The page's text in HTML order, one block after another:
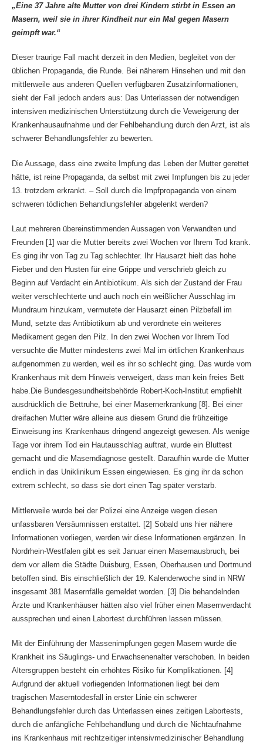
„Eine 37 Jahre alte Mutter von drei Kindern stirbt in Essen an
Masern, weil sie in ihrer Kindheit nur ein Mal gegen Masern
geimpft war.“
Dieser traurige Fall macht derzeit in den Medien, begleitet von der
üblichen Propaganda, die Runde. Bei näherem Hinsehen und mit den
mittlerweile aus anderen Quellen verfügbaren Zusatzinformationen,
sieht der Fall jedoch anders aus: Das Unterlassen der notwendigen
intensiven medizinischen Unterstützung durch die Veweigerung der
Krankenhausaufnahme und der Fehlbehandlung durch den Arzt, ist als
schwerer Behandlungsfehler zu bewerten.
Die Aussage, dass eine zweite Impfung das Leben der Mutter gerettet
hätte, ist reine Propaganda, da selbst mit zwei Impfungen bis zu jeder
13. trotzdem erkrankt. – Soll durch die Impfpropaganda von einem
schweren tödlichen Behandlungsfehler abgelenkt werden?
Laut mehreren übereinstimmenden Aussagen von Verwandten und
Freunden [1] war die Mutter bereits zwei Wochen vor Ihrem Tod krank.
Es ging ihr von Tag zu Tag schlechter. Ihr Hausarzt hielt das hohe
Fieber und den Husten für eine Grippe und verschrieb gleich zu
Beginn auf Verdacht ein Antibiotikum. Als sich der Zustand der Frau
weiter verschlechterte und auch noch ein weißlicher Ausschlag im
Mundraum hinzukam, vermutete der Hausarzt einen Pilzbefall im
Mund, setzte das Antibiotikum ab und verordnete ein weiteres
Medikament gegen den Pilz. In den zwei Wochen vor Ihrem Tod
versuchte die Mutter mindestens zwei Mal im örtlichen Krankenhaus
aufgenommen zu werden, weil es ihr so schlecht ging. Das wurde vom
Krankenhaus mit dem Hinweis verweigert, dass man kein freies Bett
habe.Die Bundesgesundheitsbehörde Robert-Koch-Institut empfiehlt
ausdrücklich die Bettruhe, bei einer Masernerkrankung [8]. Bei einer
dreifachen Mutter wäre alleine aus diesem Grund die frühzeitige
Einweisung ins Krankenhaus dringend angezeigt gewesen. Als wenige
Tage vor ihrem Tod ein Hautausschlag auftrat, wurde ein Bluttest
gemacht und die Maserndiagnose gestellt. Daraufhin wurde die Mutter
endlich in das Uniklinikum Essen eingewiesen. Es ging ihr da schon
extrem schlecht, so dass sie dort einen Tag später verstarb.
Mittlerweile wurde bei der Polizei eine Anzeige wegen diesen
unfassbaren Versäumnissen erstattet. [2] Sobald uns hier nähere
Informationen vorliegen, werden wir diese Informationen ergänzen. In
Nordrhein-Westfalen gibt es seit Januar einen Masernausbruch, bei
dem vor allem die Städte Duisburg, Essen, Oberhausen und Dortmund
betoffen sind. Bis einschließlich der 19. Kalenderwoche sind in NRW
insgesamt 381 Masernfälle gemeldet worden. [3] Die behandelnden
Ärzte und Krankenhäuser hätten also viel früher einen Masernverdacht
aussprechen und einen Labortest durchführen lassen müssen.
Mit der Einführung der Massenimpfungen gegen Masern wurde die
Krankheit ins Säuglings- und Erwachsenenalter verschoben. In beiden
Altersgruppen besteht ein erhöhtes Risiko für Komplikationen. [4]
Aufgrund der aktuell vorliegenden Informationen liegt bei dem
tragischen Maserntodesfall in erster Linie ein schwerer
Behandlungsfehler durch das Unterlassen eines zeitigen Labortests,
durch die anfängliche Fehlbehandlung und durch die Nichtaufnahme
ins Krankenhaus mit rechtzeitiger intensivmedizinischer Behandlung